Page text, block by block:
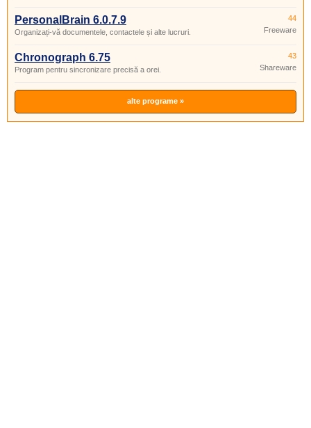
PersonalBrain 6.0.7.9
Organizați-vă documentele, contactele și alte lucruri.
44
Freeware
Chronograph 6.75
Program pentru sincronizare precisă a orei.
43
Shareware
alte programe »